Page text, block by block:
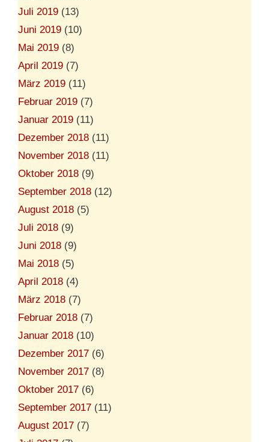
Juli 2019 (13)
Juni 2019 (10)
Mai 2019 (8)
April 2019 (7)
März 2019 (11)
Februar 2019 (7)
Januar 2019 (11)
Dezember 2018 (11)
November 2018 (11)
Oktober 2018 (9)
September 2018 (12)
August 2018 (5)
Juli 2018 (9)
Juni 2018 (9)
Mai 2018 (5)
April 2018 (4)
März 2018 (7)
Februar 2018 (7)
Januar 2018 (10)
Dezember 2017 (6)
November 2017 (8)
Oktober 2017 (6)
September 2017 (11)
August 2017 (7)